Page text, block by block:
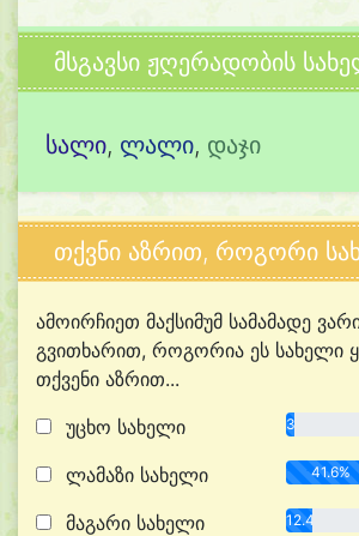
მსგავსი ჟღერადობის
სალი, ლალი, დაჯი
თქვნი აზრით, როგორი
ამოირჩიეთ მაქსიმუმ სამამადე
გვითხარით, როგორია ეს სახელი
თქვენი აზრით...
უცხო სახელი
3.9%
ლამაზი სახელი 41.6%
მაგარი სახელი 12.4%